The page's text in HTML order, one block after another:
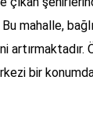
mahalle,
artırmaktadır.
bir